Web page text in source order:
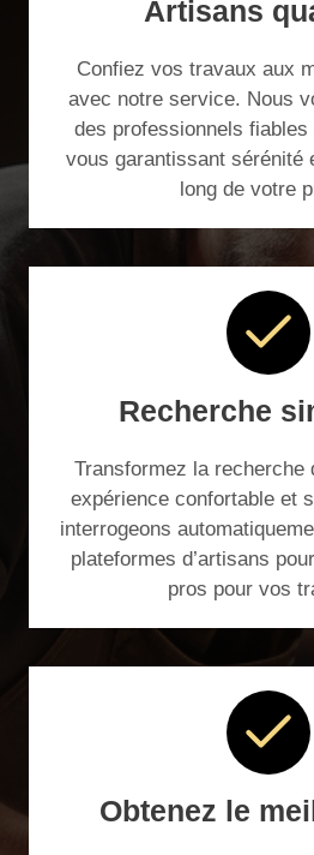
Artisans
Confiez vos travaux aux
avec notre service. Nous
des professionnels
vous garantissant sérénité
long de votre
Recherche
Transformez la recherche
expérience confortable et
interrogeons
plateformes d’artisans
pros pour vos
Obtenez le